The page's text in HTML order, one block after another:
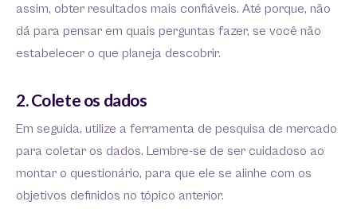
assim, obter resultados mais confiáveis. Até porque, não
dá para pensar em quais perguntas fazer, se você não
estabelecer o que planeja descobrir.
2. Colete os dados
Em seguida, utilize a ferramenta de pesquisa de mercado
para coletar os dados. Lembre-se de ser cuidadoso ao
montar o questionário, para que ele se alinhe com os
objetivos definidos no tópico anterior.